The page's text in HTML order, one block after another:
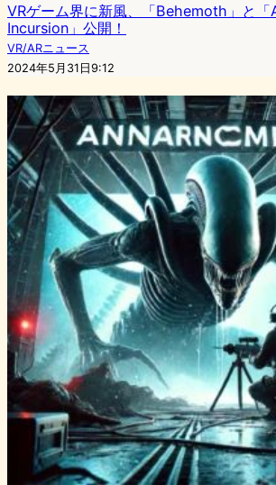
VRゲーム界に新風、「Behemoth」と「
Incursion」公開！
VR/ARニュース
2024年5月31日9:12